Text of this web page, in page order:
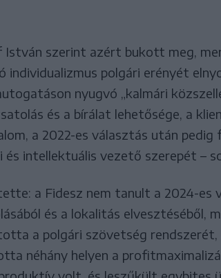
István szerint azért bukott meg,
individualizmus polgári erényét
nyugvó „kalmári
és a bírálat lehetősége, a
a 2022-es választás után
és intellektuális vezető szerepét –
a Fidesz nem tanult a 2024-es
és a lokalitás elvesztéséből,
a polgári szövetség
néhány helyen a